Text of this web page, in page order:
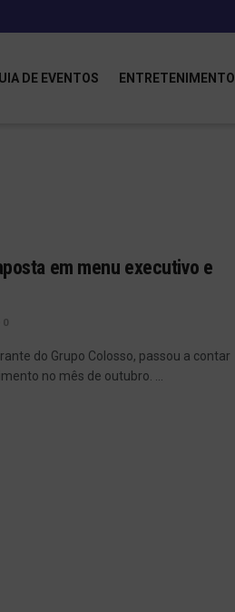
DE EVENTOS ENTRETENIMENTO
em menu executivo e
0
do Grupo Colosso, passou a contar
no mês de outubro. ...